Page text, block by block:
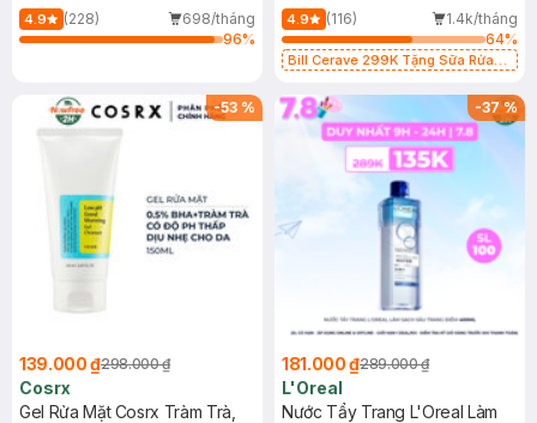
500ml
4.9 (228)
698/tháng
96%
473ml
4.9 (116)
1.4k/tháng
64%
Bill Cerave 299K Tặng Sữa Rửa
-53 %
139.000 ₫298.000 ₫
Cosrx
Gel Rửa Mặt Cosrx Tràm Trà,
-37%
181.000 ₫289.000 ₫
L'Oreal
Nước Tẩy Trang L'Oreal Làm